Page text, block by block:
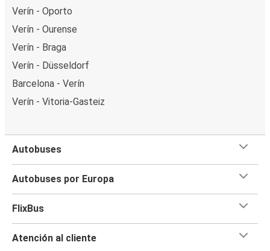
Verín - Oporto
Verín - Ourense
Verín - Braga
Verín - Düsseldorf
Barcelona - Verín
Verín - Vitoria-Gasteiz
Autobuses
Autobuses por Europa
FlixBus
Atención al cliente